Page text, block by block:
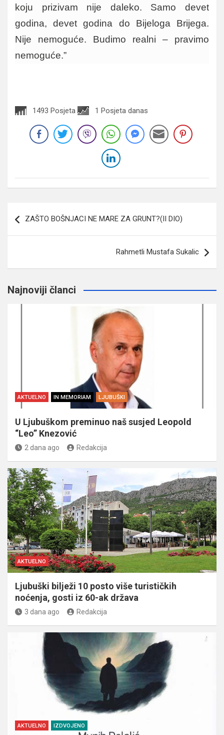
koju prizivam nije daleko. Samo devet
godina, devet godina do Bijeloga Brijega.
Nije nemoguće. Budimo realni – pravimo
nemoguće.”
1493 Posjeta 1 Posjeta danas
članaka
ZAŠTO BOŠNJACI NE MARE ZA GRUNT?(II DIO)
Rahmetli Mustafa Sukalic
Najnoviji članci
AKTUELNO IN MEMORIAM LJUBUŠKI
U Ljubuškom preminuo naš susjed Leopold
“Leo” Knezović
2 dana ago Redakcija
AKTUELNO
Ljubuški bilježi 10 posto više turističkih
noćenja, gosti iz 60-ak država
3 dana ago Redakcija
AKTUELNO IZDVOJENO